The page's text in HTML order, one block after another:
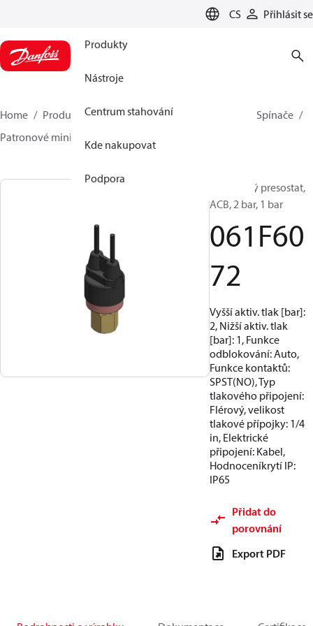
CS Přihlásit se
Produkty
Nástroje
Centrum stahování
Kde nakupovat
Podpora
Home Produkty Climate Solutions pro chlazení
Spínače
Patronové minipresostaty
Patronový presostat,
ACB, 2 bar, 1 bar
061F60
72
Vyšší aktiv. tlak [bar]:
2, Nižší aktiv. tlak
[bar]: 1, Funkce
odblokování: Auto,
Funkce kontaktů:
SPST(NO), Typ
tlakového připojení:
Flérový, velikost
tlakové přípojky: 1/4
in, Elektrické
připojení: Kabel,
Hodnoceníkrytí IP:
IP65
Přidat do
porovnání
Export PDF